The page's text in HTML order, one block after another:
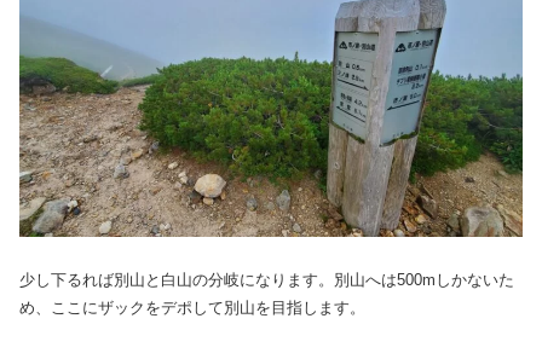
少し下るれば別山と白山の分岐になります。別山へは500mしかないた
め、ここにザックをデポして別山を目指します。